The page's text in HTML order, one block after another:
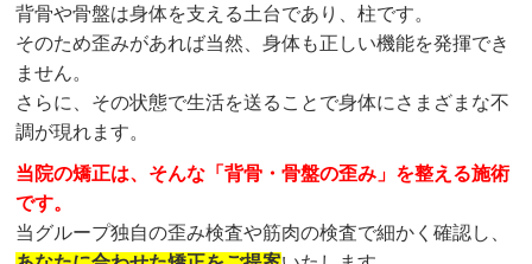
背骨や骨盤は身体を支える土台であり、柱です。
そのため歪みがあれば当然、身体も正しい機能を発揮でき
ません。
さらに、その状態で生活を送ることで身体にさまざまな不
調が現れます。
当院の矯正は、そんな「背骨・骨盤の歪み」を整える施術
です。
当グループ独自の歪み検査や筋肉の検査で細かく確認し、